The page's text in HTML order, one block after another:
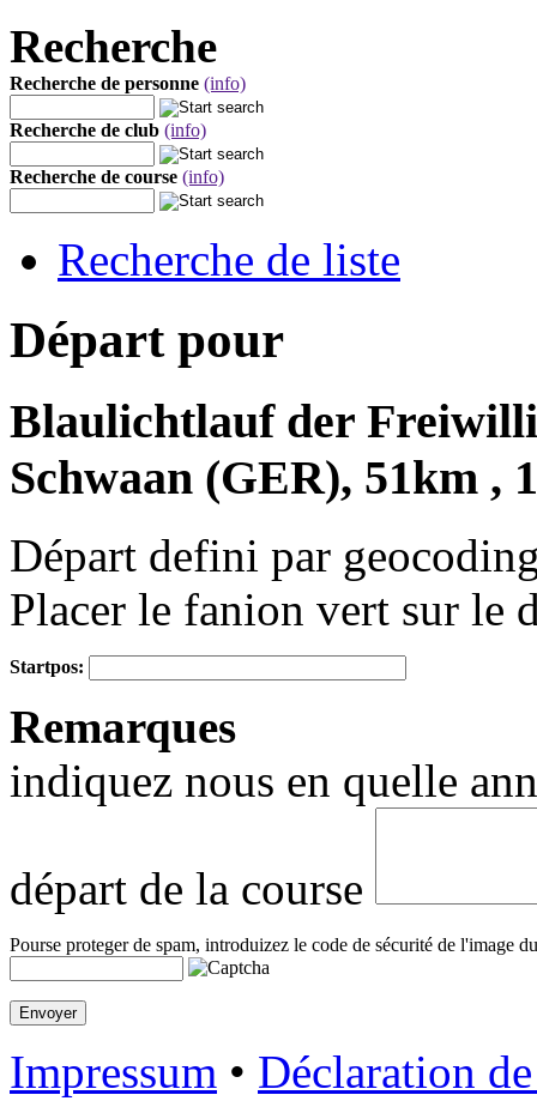
Recherche
Recherche de personne (info)
Recherche de club (info)
Recherche de course (info)
Recherche de liste
Départ pour
Blaulichtlauf der
Schwaan (GER), 51km ,
Départ defini par
Placer le fanion vert sur le
−
Startpos:
Remarques
indiquez nous en quelle
départ de la course
Pourse proteger de spam, introduizez le code de sécurité de l'image
Impressum • Déclaration